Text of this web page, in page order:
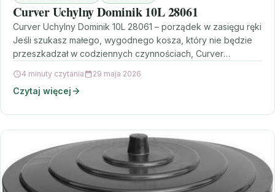
Curver Uchylny Dominik 10L 28061
Curver Uchylny Dominik 10L 28061 – porządek w zasięgu ręki
Jeśli szukasz małego, wygodnego kosza, który nie będzie
przeszkadzał w codziennych czynnościach, Curver
4 minuty czytania 29 maja 2026
Czytaj więcej